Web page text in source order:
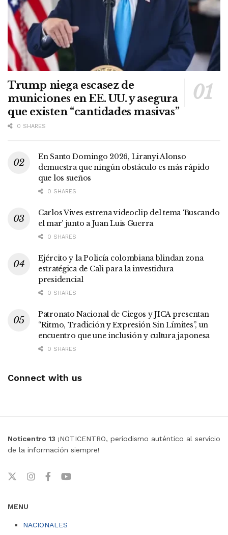
Trump niega escasez de
municiones en EE. UU. y asegura
que existen “cantidades masivas”
0 SHARES
En Santo Domingo 2026, Liranyi Alonso
demuestra que ningún obstáculo es más rápido
que los sueños
0 SHARES
Carlos Vives estrena videoclip del tema ‘Buscando
el mar’ junto a Juan Luis Guerra
0 SHARES
Ejército y la Policía colombiana blindan zona
estratégica de Cali para la investidura
presidencial
0 SHARES
Patronato Nacional de Ciegos y JICA presentan
“Ritmo, Tradición y Expresión Sin Límites”, un
encuentro que une inclusión y cultura japonesa
0 SHARES
Connect with us
Noticentro 13 ¡NOTICENTRO, periodismo auténtico al servicio
de la información siempre!
MENU
NACIONALES